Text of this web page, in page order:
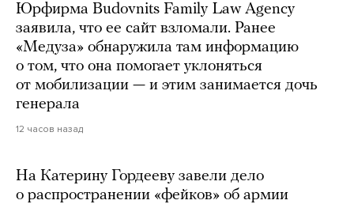
Юрфирма Budovnits Family Law Agency
заявила, что ее сайт взломали. Ранее
«Медуза» обнаружила там информацию
о том, что она помогает уклоняться
от мобилизации — и этим занимается дочь
генерала
12 часов назад
На Катерину Гордееву завели дело
о распространении «фейков» об армии